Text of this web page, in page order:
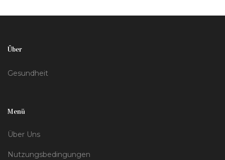
Über
Gesundheit
Menü
Über Uns
Nutzungsbedingungen